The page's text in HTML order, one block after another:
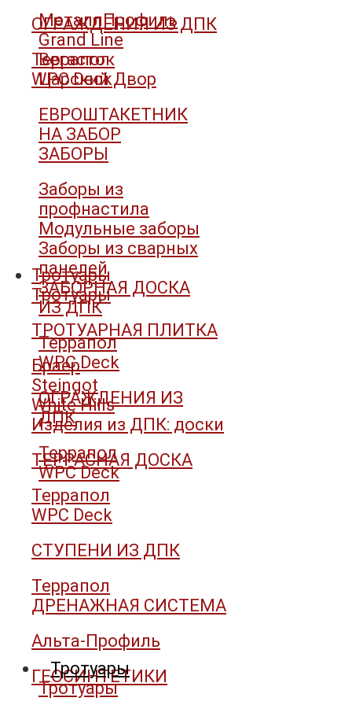
МеталлПрофиль
Grand Line
Вегасток
Царский Двор
ЕВРОШТАКЕТНИК
НА ЗАБОР
ЗАБОРЫ
Заборы из
профнастила
Модульные заборы
Заборы из сварных
панелей
ЗАБОРНАЯ ДОСКА
ИЗ ДПК
Террапол
WPC Deck
ОГРАЖДЕНИЯ ИЗ
ДПК
Террапол
WPC Deck
Тротуары
Тротуары
ОГРАЖДЕНИЯ ИЗ ДПК
Террапол
WPC Deck
Тротуары
Тротуары
ТРОТУАРНАЯ ПЛИТКА
Браер
Steingot
White Hills
Изделия из ДПК: доски
ТЕРРАСНАЯ ДОСКА
Террапол
WPC Deck
СТУПЕНИ ИЗ ДПК
Террапол
ДРЕНАЖНАЯ СИСТЕМА
Альта-Профиль
ГЕОСИНТЕТИКИ